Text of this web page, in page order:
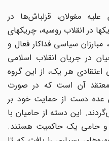
مغولان، قزلباش‌ها در
در انقلاب روسیه، چریکهای
سیاسی فداکار فعال و
در جریان انقلاب اسلامی
هر یک، از این گروه
آن است که در صورت
دست از حمایت خود بر
این دسته از حامیان با
و حامی یک حاکمیت هستند.